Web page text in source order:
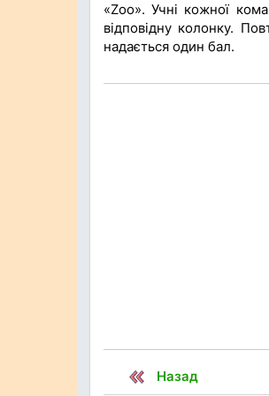
«Zoo». Учні кожної
відповідну колонку.
надається один бал.
Назад